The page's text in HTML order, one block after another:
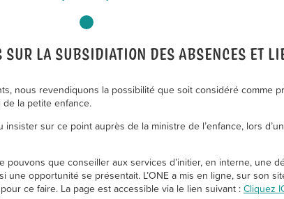
LA SUBSIDIATION DES ABSENCES ET
nous revendiquons la possibilité que soit considéré comme
de la petite enfance.
sur ce point auprès de la ministre de l’enfance, lors
que conseiller aux services d’initier, en interne, une
opportunité se présentait. L’ONE a mis en ligne, sur son
ce faire. La page est accessible via le lien suivant : Cliquez